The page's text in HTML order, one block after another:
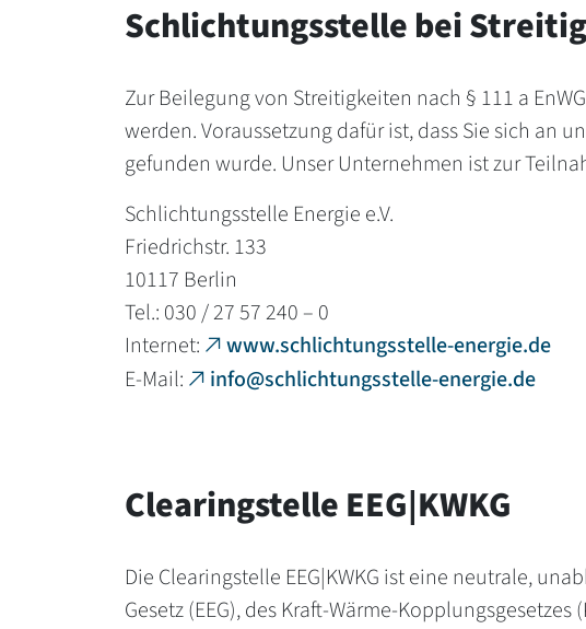
Schlichtungsstelle bei
Zur Beilegung von Streitigkeiten nach § 111 a
werden. Voraussetzung dafür ist, dass Sie sich an
gefunden wurde. Unser Unternehmen ist zur
Schlichtungsstelle Energie e.V.
Friedrichstr. 133
10117 Berlin
Tel.: 030 / 27 57 240 – 0
Internet:
www.schlichtungsstelle-energie.de
E-Mail:
info@schlichtungsstelle-energie.de
Clearingstelle EEG|KWKG
Die Clearingstelle EEG|KWKG ist eine neutrale,
Gesetz (EEG), des Kraft-Wärme-